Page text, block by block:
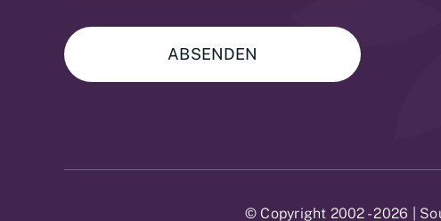
ABSENDEN
© Copyright 2002 - 2026 |